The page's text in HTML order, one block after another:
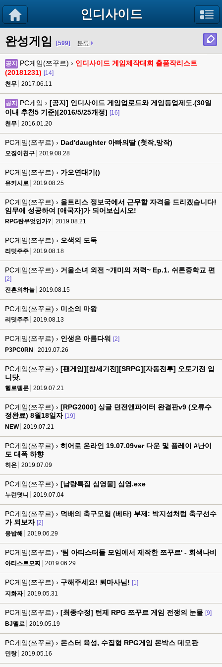
인디사이드
완성게임 [599] 분류
공지 PC게임(쯔꾸르) › 인디사이드 게임제작대회 출품작리스트
(20181231) [14]
천무
2017.06.11
공지 PC게임 › [공지] 인디사이드 게임업로드와 게임등업제도.(30일
이내 추천5 기준)[2016/5/25개정] [16]
천무
2016.01.20
PC게임(쯔꾸르) › Dad'daughter 아빠의딸 (첫작,망작)
오징이친구 2019.08.28
PC게임(쯔꾸르) › 가오연대기()
유키시로 2019.08.25
PC게임(쯔꾸르) › 올트리스 정보국에서 근무할 자격을 드리겠습니다!
임무에 성공하여 [애국자]가 되어보십시오!
RPG란무엇인가? 2019.08.21
PC게임(쯔꾸르) › 오색의 도둑
리밋주주 2019.08.18
PC게임(쯔꾸르) › 거울소녀 외전 ~개미의 저력~ Ep.1. 쉬론중학교 편
[2]
진혼의하늘
2019.08.15
PC게임(쯔꾸르) › 미소의 마왕
리밋주주 2019.08.13
PC게임(쯔꾸르) › 인생은 아름다워
[2]
P3PC0RN
2019.07.26
PC게임(쯔꾸르) › [팬게임][창세기전][SRPG][자동전투] 오토기전 입
니닷.
헬로델룬 2019.07.21
PC게임(쯔꾸르) › [RPG2000] 싱글 던전앤파이터 완결판v9 (오류수
정완료) 8월18일자 [19]
NEW
2019.07.21
PC게임(쯔꾸르) › 히어로 온라인 19.07.09ver 다운 및 플레이 #난이
도 대폭 하향
히온 2019.07.09
PC게임(쯔꾸르) › [납량특집 심영물] 심영.exe
누런덧니 2019.07.04
PC게임(쯔꾸르) › 덕배의 축구모험 (베타) 부제: 박지성처럼 축구선수
가 되보자 [2]
응밥해
2019.06.29
PC게임(쯔꾸르) › '팀 아티스터들 모임에서 제작한 쯔꾸르' - 회색나비
아티스트모찌 2019.06.29
PC게임(쯔꾸르) › 구해주세요! 퇴마사님! [1]
지화자
2019.05.31
PC게임(쯔꾸르) › [최종수정] 턴제 RPG 쯔꾸르 게임 전쟁의 눈물 [9]
BJ멜로
2019.05.19
PC게임(쯔꾸르) › 몬스터 육성, 수집형 RPG게임 몬박스 데모판
민랑 2019.05.16